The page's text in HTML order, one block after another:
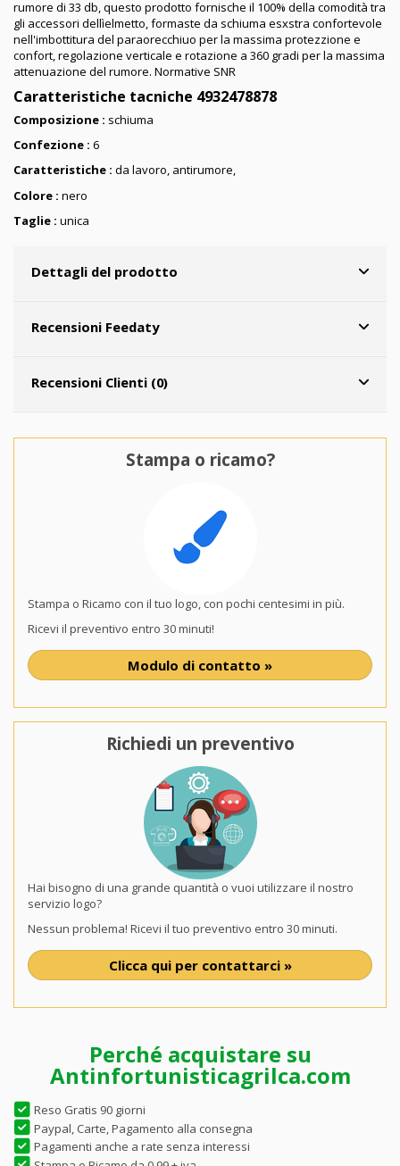
rumore di 33 db, questo prodotto fornische il 100% della comodità tra
gli accessori dellìelmetto, formaste da schiuma esxstra confortevole
nell'imbottitura del paraorecchiuo per la massima protezzione e
confort, regolazione verticale e rotazione a 360 gradi per la massima
attenuazione del rumore. Normative SNR
Caratteristiche tacniche 4932478878
Composizione : schiuma
Confezione : 6
Caratteristiche : da lavoro, antirumore,
Colore : nero
Taglie : unica
Dettagli del prodotto
Recensioni Feedaty
Recensioni Clienti (0)
Stampa o ricamo?
Stampa o Ricamo con il tuo logo, con pochi centesimi in più.
Ricevi il preventivo entro 30 minuti!
Modulo di contatto »
Richiedi un preventivo
Hai bisogno di una grande quantità o vuoi utilizzare il nostro
servizio logo?
Nessun problema! Ricevi il tuo preventivo entro 30 minuti.
Clicca qui per contattarci »
Perché acquistare su
Antinfortunisticagrilca.com
Reso Gratis 90 giorni
Paypal, Carte, Pagamento alla consegna
Pagamenti anche a rate senza interessi